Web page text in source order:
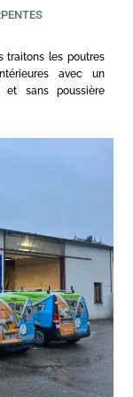
traitons les poutres
avec un
sans poussière